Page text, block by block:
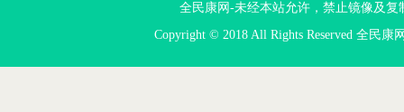
全民康网-未经本站允许，禁止镜像及复
Copyright © 2018 All Rights Reserved 全民康